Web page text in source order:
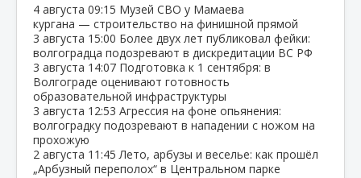
4 августа 09:15 Музей СВО у Мамаева
кургана — строительство на финишной прямой
3 августа 15:00 Более двух лет публиковал фейки:
волгоградца подозревают в дискредитации ВС РФ
3 августа 14:07 Подготовка к 1 сентября: в
Волгограде оценивают готовность
образовательной инфраструктуры
3 августа 12:53 Агрессия на фоне опьянения:
волгоградку подозревают в нападении с ножом на
прохожую
2 августа 11:45 Лето, арбузы и веселье: как прошёл
„Арбузный переполох“ в Центральном парке